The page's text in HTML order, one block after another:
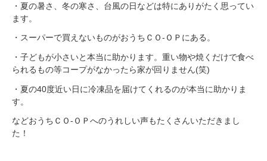
・夏の暑さ、冬の寒さ、台風の日などは特にありがたく思ってい
ます。
・スーパーで買えないものがおうちＣＯ-ＯＰにある。
・子どもが小さいと本当に助かります。重い物や焼くだけで食べ
られるもの等コープがなかったら家が回りません(笑)
・夏の40度近い日に冷凍品を届けてくれるのが本当に助かりま
す。
などおうちＣＯ‐ＯＰへのうれしい声もたくさんいただきまし
た！